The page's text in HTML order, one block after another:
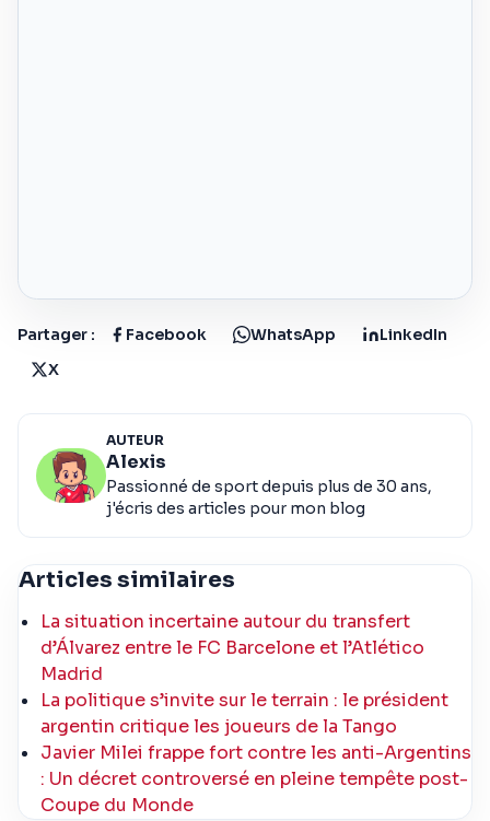
Partager : Facebook WhatsApp
LinkedIn
X
AUTEUR
Alexis
Passionné de sport depuis plus de 30 ans,
j'écris des articles pour mon blog
Articles similaires
La situation incertaine autour du transfert
d’Álvarez entre le FC Barcelone et l’Atlético
Madrid
La politique s’invite sur le terrain : le président
argentin critique les joueurs de la Tango
Javier Milei frappe fort contre les anti-Argentins
: Un décret controversé en pleine tempête post-
Coupe du Monde